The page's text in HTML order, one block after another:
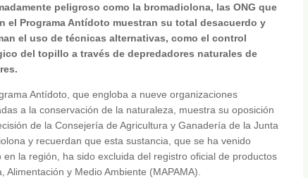
peligroso como la bromadiolona, las ONG que
el Programa Antídoto muestran su total desacuerdo y
el uso de técnicas alternativas, como el control
del topillo a través de depredadores naturales de
Antídoto, que engloba a nueve organizaciones
a la conservación de la naturaleza, muestra su oposición
de la Consejería de Agricultura y Ganadería de la Junta
y recuerdan que esta sustancia, que se ha venido
la región, ha sido excluida del registro oficial de productos
y Medio Ambiente (MAPAMA).